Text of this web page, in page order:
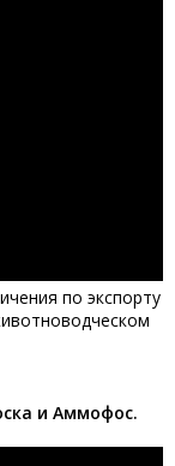
по экспорту
и Аммофос.